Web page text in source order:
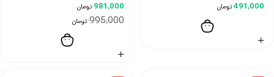
491,000تومان
995,000 تومان
981,000 تومان